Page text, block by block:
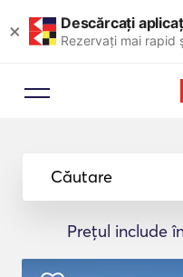
× Descărcați
Rezervați mai rapid
Căutare
Prețul include